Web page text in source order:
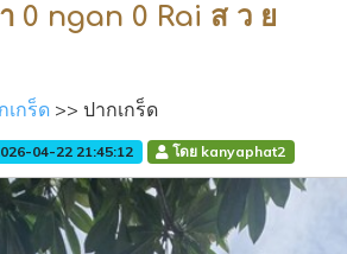
0 ngan 0 Rai ส ว ย
เกร็ด >> ปากเกร็ด
04-22 21:45:12 โดย kanyaphat2